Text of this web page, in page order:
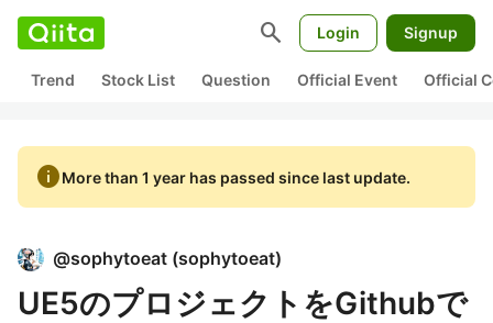
search Login Signup
Trend Stock List Question Official Event Official
infoMore than 1 year has passed since last update.
@sophytoeat (sophytoeat)
UE5のプロジェクトをGithubで